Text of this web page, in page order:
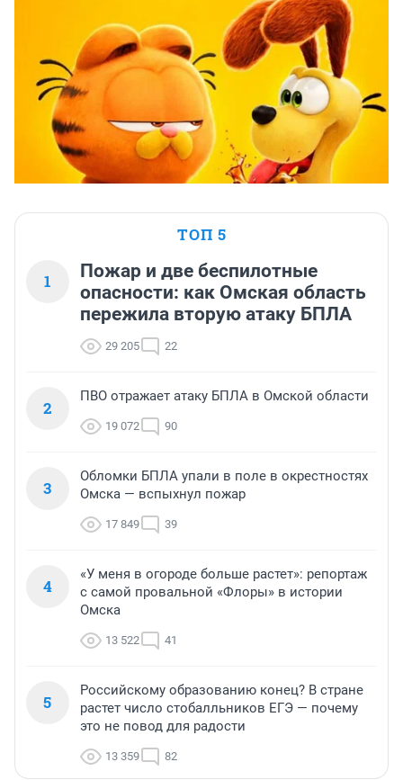
ТОП 5
1
Пожар и две беспилотные
опасности: как Омская область
пережила вторую атаку БПЛА
29 205 22
2
ПВО отражает атаку БПЛА в Омской области
19 072 90
3
Обломки БПЛА упали в поле в окрестностях
Омска — вспыхнул пожар
17 849 39
4
«У меня в огороде больше растет»: репортаж
с самой провальной «Флоры» в истории
Омска
13 522 41
5
Российскому образованию конец? В стране
растет число стобалльников ЕГЭ — почему
это не повод для радости
13 359 82